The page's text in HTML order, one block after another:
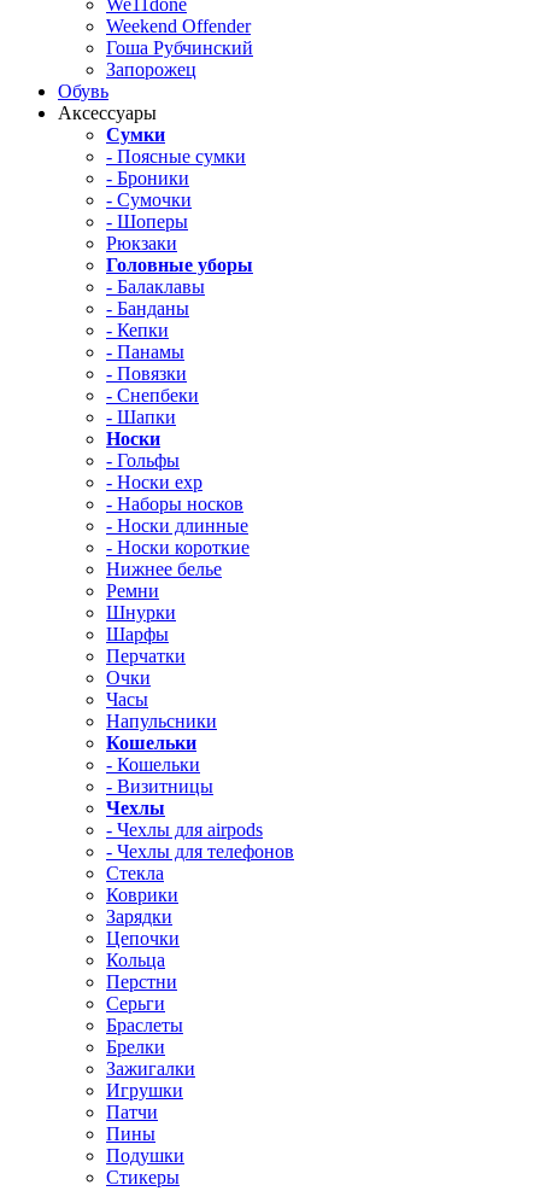
We11done
Weekend Offender
Гоша Рубчинский
Запорожец
Обувь
Аксессуары
Сумки
- Поясные сумки
- Броники
- Сумочки
- Шоперы
Рюкзаки
Головные уборы
- Балаклавы
- Банданы
- Кепки
- Панамы
- Повязки
- Снепбеки
- Шапки
Носки
- Гольфы
- Носки exp
- Наборы носков
- Носки длинные
- Носки короткие
Нижнее белье
Ремни
Шнурки
Шарфы
Перчатки
Очки
Часы
Напульсники
Кошельки
- Кошельки
- Визитницы
Чехлы
- Чехлы для airpods
- Чехлы для телефонов
Стекла
Коврики
Зарядки
Цепочки
Кольца
Перстни
Серьги
Браслеты
Брелки
Зажигалки
Игрушки
Патчи
Пины
Подушки
Стикеры